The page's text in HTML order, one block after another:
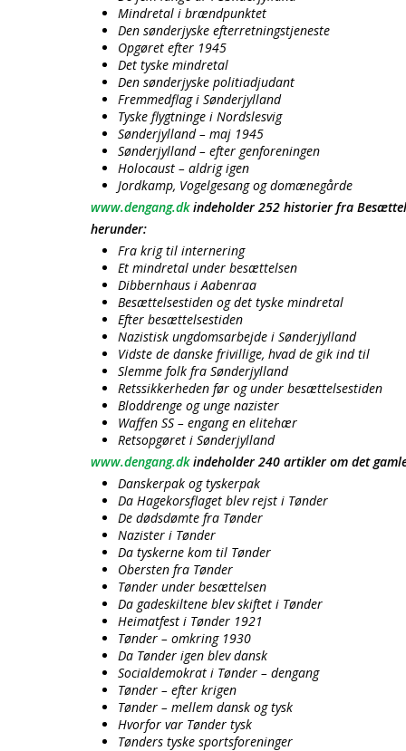
Mindretal i brændpunktet
Den sønderjyske efterretningstjeneste
Opgøret efter 1945
Det tyske mindretal
Den sønderjyske politiadjudant
Fremmedflag i Sønderjylland
Tyske flygtninge i Nordslesvig
Sønderjylland – maj 1945
Sønderjylland – efter genforeningen
Holocaust – aldrig igen
Jordkamp, Vogelgesang og domænegårde
www.dengang.dkindeholder 252 historier fra
herunder:
Fra krig til internering
Et mindretal under besættelsen
Dibbernhaus i Aabenraa
Besættelsestiden og det tyske mindretal
Efter besættelsestiden
Nazistisk ungdomsarbejde i Sønderjylland
Vidste de danske frivillige, hvad de gik ind til
Slemme folk fra Sønderjylland
Retssikkerheden før og under besættelsestiden
Bloddrenge og unge nazister
Waffen SS – engang en elitehær
Retsopgøret i Sønderjylland
www.dengang.dkindeholder 240 artikler om det
Danskerpak og tyskerpak
Da Hagekorsflaget blev rejst i Tønder
De dødsdømte fra Tønder
Nazister i Tønder
Da tyskerne kom til Tønder
Obersten fra Tønder
Tønder under besættelsen
Da gadeskiltene blev skiftet i Tønder
Heimatfest i Tønder 1921
Tønder – omkring 1930
Da Tønder igen blev dansk
Socialdemokrat i Tønder – dengang
Tønder – efter krigen
Tønder – mellem dansk og tysk
Hvorfor var Tønder tysk
Tønders tyske sportsforeninger